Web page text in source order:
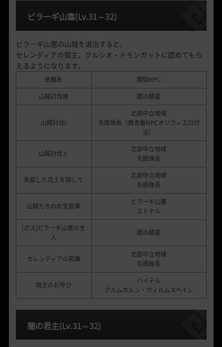
ビラーギ山塞(Lv.31～32)
ビラーギ山塞の山賊を退治すると、
セレンディアの領主、クルシオ・ドモンガットに認めてもら
えるようになります。
依頼名
開始NPC
山賊討伐隊
闇の精霊
山賊討伐I
北部中立地域
先鋒隊長（厩舎番NPCオリヴィエロ付
近）
山賊討伐Ⅱ
北部中立地域
先鋒隊長
失踪した兵士を探して
北部中立地域
先鋒隊長
山賊たちのお宝倉庫
ビラーギ山塞
エトナル
[ボス]ビラーギ山塞の主
人
闇の精霊
セレンディアの英雄
北部中立地域
先鋒隊長
領主のお呼び
ハイデル
クルムホルン・ウィルムスベイン
闇の君主(Lv.31～32)